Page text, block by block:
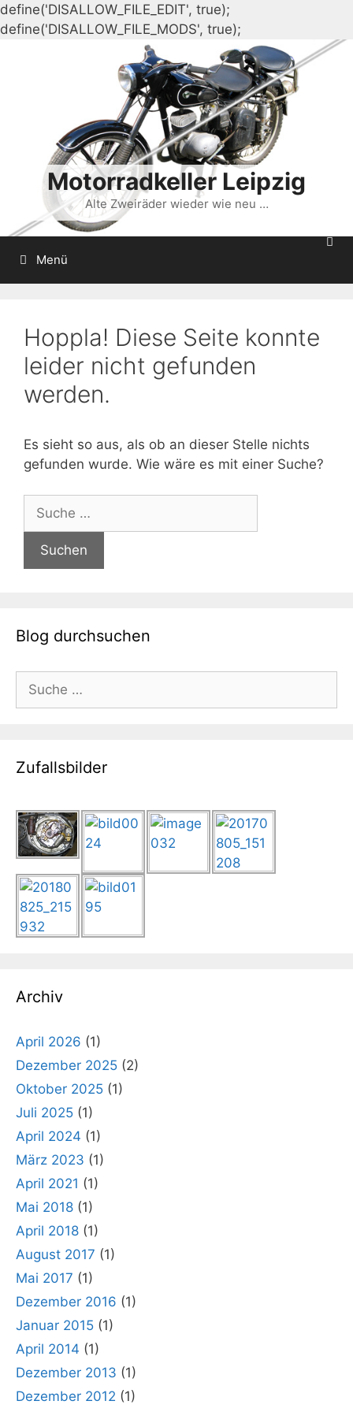
define('DISALLOW_FILE_EDIT', true);
define('DISALLOW_FILE_MODS', true);
Inhalt
springen
Motorradkeller Leipzig
Alte Zweiräder wieder wie neu …
Menü
Hoppla! Diese Seite konnte
leider nicht gefunden
werden.
Es sieht so aus, als ob an dieser Stelle nichts
gefunden wurde. Wie wäre es mit einer Suche?
nach:
Blog durchsuchen
nach:
Zufallsbilder
Archiv
April 2026 (1)
Dezember 2025 (2)
Oktober 2025 (1)
Juli 2025 (1)
April 2024 (1)
März 2023 (1)
April 2021 (1)
Mai 2018 (1)
April 2018 (1)
August 2017 (1)
Mai 2017 (1)
Dezember 2016 (1)
Januar 2015 (1)
April 2014 (1)
Dezember 2013 (1)
Dezember 2012 (1)